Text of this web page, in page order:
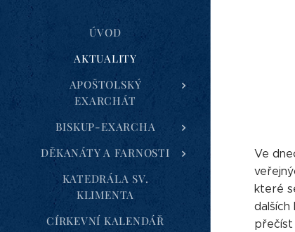
ÚVOD
AKTUALITY
APOŠTOLSKÝ
EXARCHÁT
BISKUP-EXARCHA
DĚKANÁTY A FARNOSTI
KATEDRÁLA SV.
KLIMENTA
CÍRKEVNÍ KALENDÁŘ
Ve
které
přečíst